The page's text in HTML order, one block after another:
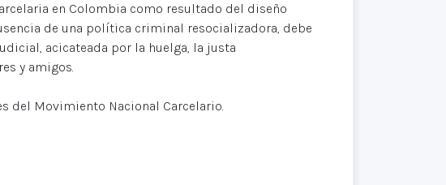
en Colombia como resultado del diseño
de una política criminal resocializadora, debe
acicateada por la huelga, la justa
y amigos.
del Movimiento Nacional Carcelario.